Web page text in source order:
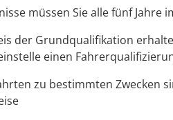
müssen Sie alle fünf Jahre
der Grundqualifikation
einen
zu bestimmten Zwecken